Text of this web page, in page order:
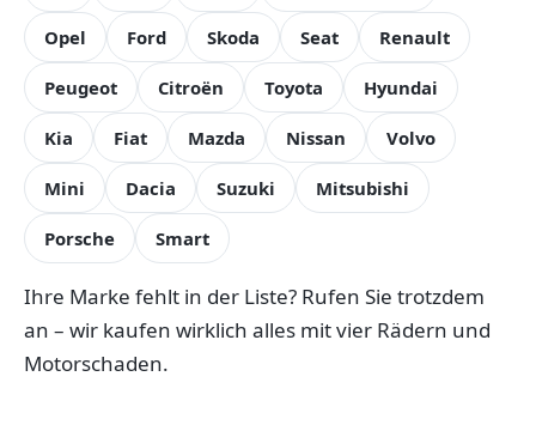
Opel Ford Skoda Seat Renault
Peugeot Citroën Toyota Hyundai
Kia Fiat Mazda Nissan Volvo
Mini Dacia Suzuki Mitsubishi
Porsche Smart
Ihre Marke fehlt in der Liste? Rufen Sie trotzdem
an – wir kaufen wirklich alles mit vier Rädern und
Motorschaden.